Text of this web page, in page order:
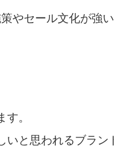
やセール文化が強
。
いと思われるブラン